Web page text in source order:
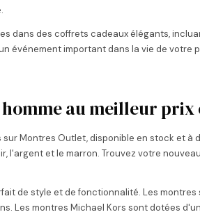
dans des coffrets cadeaux élégants,
événement important dans la vie de votre
au meilleur prix
Montres Outlet, disponible en stock et
l'argent et le marron. Trouvez votre
de style et de fonctionnalité. Les
Les montres Michael Kors sont dotées